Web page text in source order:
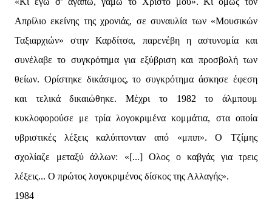
Απρίλιο εκείνης της χρονιάς, σε συναυλία των «Μουσικών
Ταξιαρχιών» στην Καρδίτσα, παρενέβη η αστυνομία και
συνέλαβε το συγκρότημα για εξύβριση και προσβολή των
θείων. Ορίστηκε δικάσιμος, το συγκρότημα άσκησε έφεση
και τελικά δικαιώθηκε. Μέχρι το 1982 το άλμπουμ
κυκλοφορούσε με τρία λογοκριμένα κομμάτια, στα οποία
υβριστικές λέξεις καλύπτονταν από «μπιπ». Ο Τζίμης
σχολίαζε μεταξύ άλλων: «[...] Ολος ο καβγάς για τρεις
λέξεις... Ο πρώτος λογοκριμένος δίσκος της Αλλαγής».
1984